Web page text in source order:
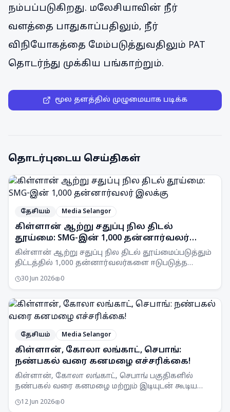
நம்பப்படுகிறது. மலேசியாவின் நீர்
வளத்தை பாதுகாப்பதிலும், நீர்
விநியோகத்தை மேம்படுத்துவதிலும் PAT
தொடர்ந்து முக்கிய பங்காற்றும்.
மூல தளத்தில் முழுமையாக படிக்க
தொடர்புடைய செய்திகள்
தேசியம் Media Selangor
கிள்ளான் ஆற்று சதுப்பு நில திடல்
தூய்மை: SMG-இன் 1,000 தன்னார்வலர்
இலக்கு
கிள்ளான் ஆற்று சதுப்பு நில திடல் தூய்மைப்படுத்தும்
திட்டத்தில் 1,000 தன்னார்வலர்களை ஈடுபடுத்த
வைத்துள்ளது.
30 Jun 2026 0
தேசியம் Media Selangor
கிள்ளான், கோலா லங்காட், செபாங்:
நண்பகல் வரை கனமழை எச்சரிக்கை!
கிள்ளான், கோலா லங்காட், செபாங் பகுதிகளில்
நண்பகல் வரை கனமழை மற்றும் இடியுடன் கூடிய
எச்சரிக்கை விடுத்துள்ளது.
12 Jun 2026 0